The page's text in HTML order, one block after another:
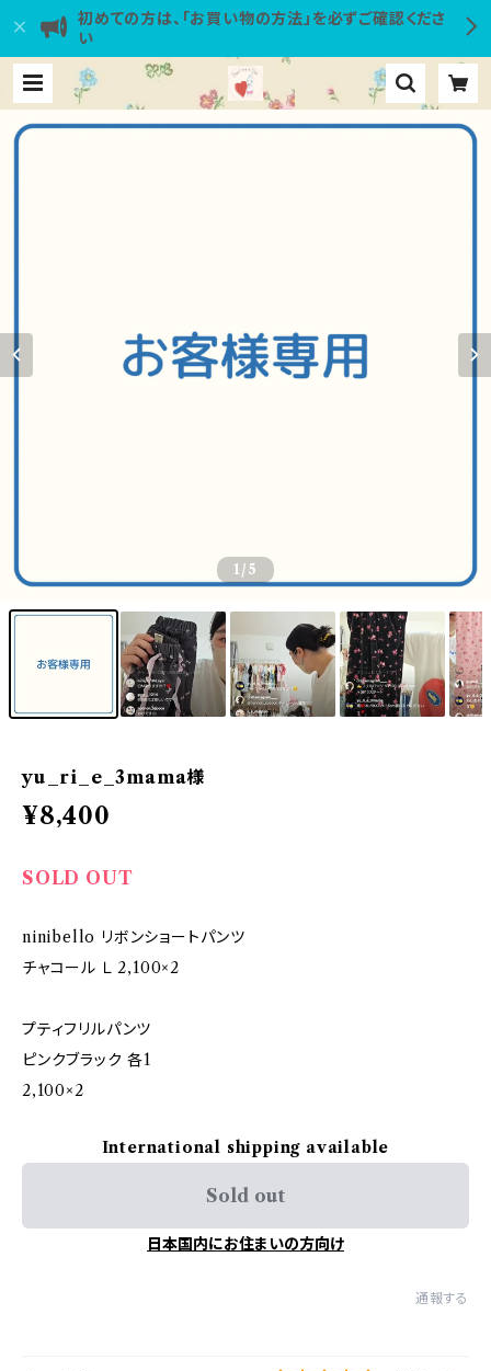
初めての方は、「お買い物の方法」を必ずご確認くださ
い
1 /5
yu_ri_e_3mama様
¥8,400
SOLD OUT
ninibello リボンショートパンツ
チャコール Ｌ 2,100×2
プティフリルパンツ
ピンクブラック 各1
2,100×2
International shipping available
Sold out
日本国内にお住まいの方向け
通報する